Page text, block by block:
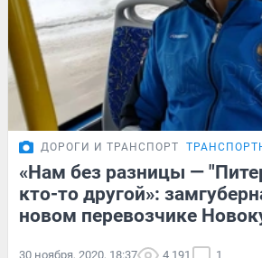
ДОРОГИ И ТРАНСПОРТ
«Нам без разницы —
кто-то другой»:
новом перевозчике
30 ноября, 2020, 18:37 4 191 1